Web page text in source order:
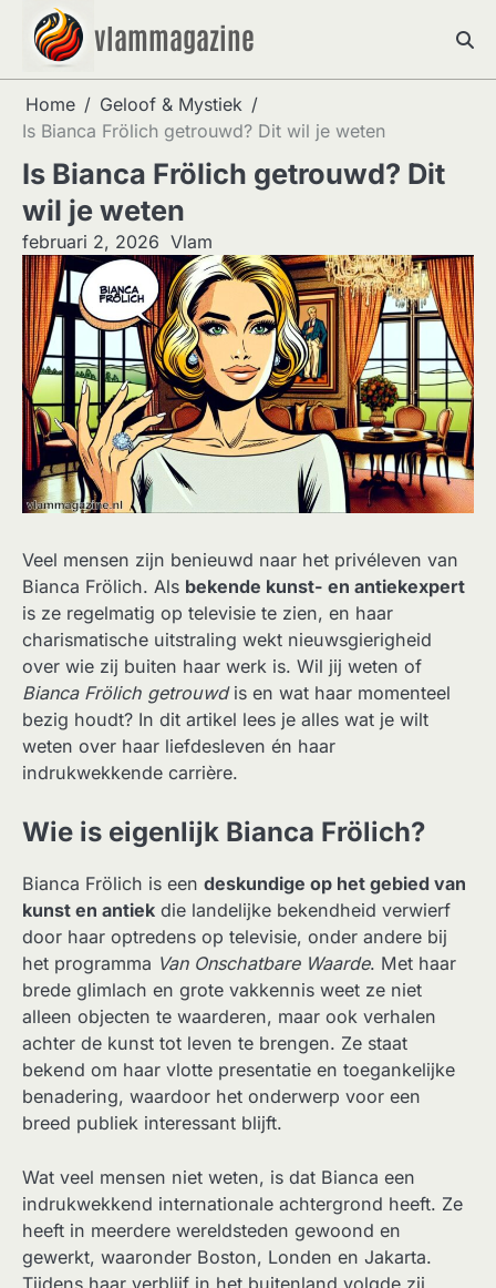
content
vlammagazine
Home
Geloof & Mystiek
Is Bianca Frölich getrouwd? Dit wil je weten
Is Bianca Frölich getrouwd? Dit
wil je weten
februari 2, 2026 Vlam
Veel mensen zijn benieuwd naar het privéleven van
Bianca Frölich. Als bekende kunst- en antiekexpert
is ze regelmatig op televisie te zien, en haar
charismatische uitstraling wekt nieuwsgierigheid
over wie zij buiten haar werk is. Wil jij weten of
Bianca Frölich getrouwdis en wat haar momenteel
bezig houdt? In dit artikel lees je alles wat je wilt
weten over haar liefdesleven én haar
indrukwekkende carrière.
Wie is eigenlijk Bianca Frölich?
Bianca Frölich is een deskundige op het gebied van
kunst en antiek die landelijke bekendheid verwierf
door haar optredens op televisie, onder andere bij
het programma Van Onschatbare Waarde. Met haar
brede glimlach en grote vakkennis weet ze niet
alleen objecten te waarderen, maar ook verhalen
achter de kunst tot leven te brengen. Ze staat
bekend om haar vlotte presentatie en toegankelijke
benadering, waardoor het onderwerp voor een
breed publiek interessant blijft.
Wat veel mensen niet weten, is dat Bianca een
indrukwekkend internationale achtergrond heeft. Ze
heeft in meerdere wereldsteden gewoond en
gewerkt, waaronder Boston, Londen en Jakarta.
Tijdens haar verblijf in het buitenland volgde zij